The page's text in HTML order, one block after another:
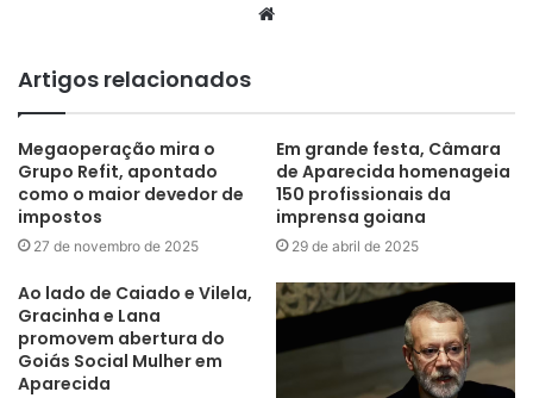
Website
Artigos relacionados
Megaoperação mira o
Grupo Refit, apontado
como o maior devedor de
impostos
27 de novembro de 2025
Em grande festa, Câmara
de Aparecida homenageia
150 profissionais da
imprensa goiana
29 de abril de 2025
Ao lado de Caiado e Vilela,
Gracinha e Lana
promovem abertura do
Goiás Social Mulher em
Aparecida